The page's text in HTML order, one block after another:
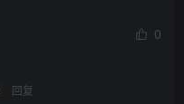
0
回复